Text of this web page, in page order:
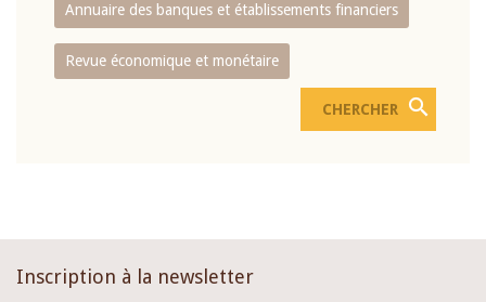
Annuaire des banques et établissements financiers
Revue économique et monétaire
Inscription à la newsletter